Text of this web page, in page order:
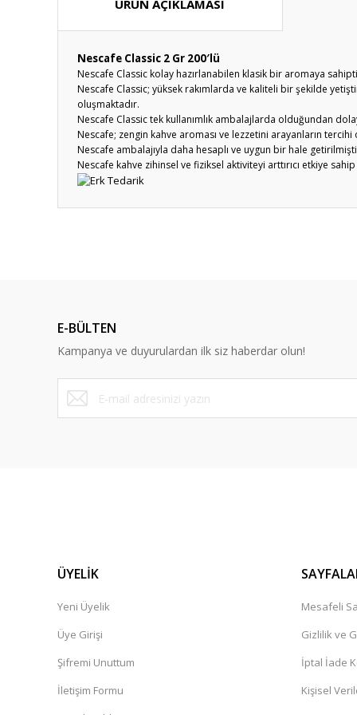
ÜRÜN AÇIKLAMASI
Nescafe Classic 2 Gr 200′lü
Nescafe Classic kolay hazırlanabilen klasik bir aromaya
Nescafe Classic; yüksek rakımlarda ve kaliteli bir şekilde
oluşmaktadır.
Nescafe Classic tek kullanımlık ambalajlarda olduğundan
Nescafe; zengin kahve aroması ve lezzetini arayanların tercihi
Nescafe ambalajıyla daha hesaplı ve uygun bir hale
Nescafe kahve zihinsel ve fiziksel aktiviteyi arttırıcı etkiye
Ürün bilgilerinde hatalar bulunuyor.
Ürün fiyatı diğer sitelerden daha pahalı.
Bu ürüne benzer farklı alternatifler olmalı.
E-BÜLTEN
Kampanya ve duyurulardan ilk siz haberdar olun!
ÜYELİK
Yeni Üyelik
Üye Girişi
Şifremi Unuttum
İletişim Formu
Mesafeli
Gizlilik ve
İptal İade
Kişisel